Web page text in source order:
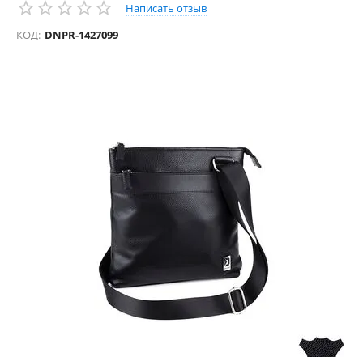
Написать отзыв
КОД: DNPR-1427099